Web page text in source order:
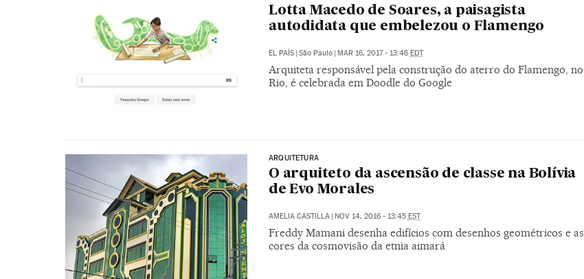
Lotta Macedo de Soares, a paisagista
autodidata que embelezou o Flamengo
EL PAÍS | São Paulo | MAR 16, 2017 - 13:46 EDT
Arquiteta responsável pela construção do aterro do Flamengo, no
Rio, é celebrada em Doodle do Google
ARQUITETURA
O arquiteto da ascensão de classe na Bolívia
de Evo Morales
AMELIA CASTILLA | NOV 14, 2016 - 13:45 EST
Freddy Mamani desenha edifícios com desenhos geométricos e as
cores da cosmovisão da etnia aimará